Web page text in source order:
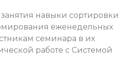
навыки сортировки
еженедельных
семинара в их
работе с Системой